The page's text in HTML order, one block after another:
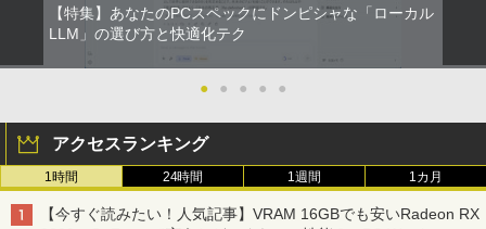
見知らぬ糸
On My Road (Stadium ver.)
￥1,112
by Amazon 天然水ラベルレス 2L×9本
￥1,117
by Amazon 炭酸水 ラベルレス 500ml ×24本
ONE PIECE モノクロ版 115 (ジャンプコミッ
クスDIGITAL)
￥594
HUNTER×HUNTER モノクロ版 39 (ジャンプ
コミックスDIGITAL)
￥12,980
リ8GB SSD 256GB Office付き Webカメ
ラ テンキー Windows11 ノートパソコン
中古パソコン
￥14,800
￥8,999
ThinkPad L13 Gen 3 21B3 21B4 21B9
21BA 対応 1920x1200 WUXGA IPS LED
LCD 液晶ディスプレイ 修理交換用液晶
パネル
￥9,800
【送料無料】現代法律実務の諸問題 令和
￥8,030
3
【3千円以上送料無料】就業規則の法律実
務／石嵜信憲／平井彩
【特集】あなたのPCスペックにドンピシャな「ローカル
LLM」の選び方と快適化テク
● ● ● ● ●
アクセスランキング
1時間 24時間 1週間 1カ月
【今すぐ読みたい！人気記事】VRAM 16GBでも安いRadeon RX